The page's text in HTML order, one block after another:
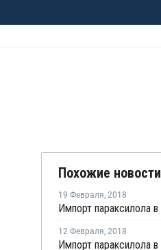
Похожие новости
19 Февраля, 2018
12 Февраля, 2018